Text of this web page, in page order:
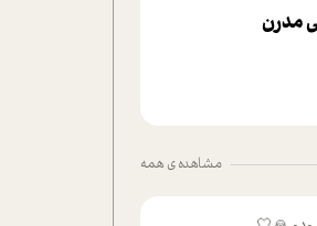
مدرن
مشاهده ی همه